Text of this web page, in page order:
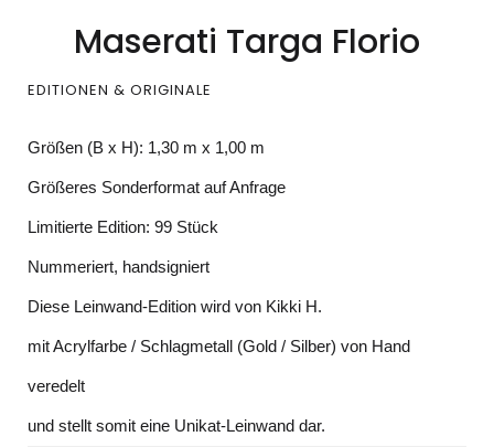
Maserati Targa Florio
EDITIONEN & ORIGINALE
Größen (B x H): 1,30 m x 1,00 m
Größeres Sonderformat auf Anfrage
Limitierte Edition: 99 Stück
Nummeriert, handsigniert
Diese Leinwand-Edition wird von Kikki H.
mit Acrylfarbe / Schlagmetall (Gold / Silber) von Hand
veredelt
und stellt somit eine Unikat-Leinwand dar.